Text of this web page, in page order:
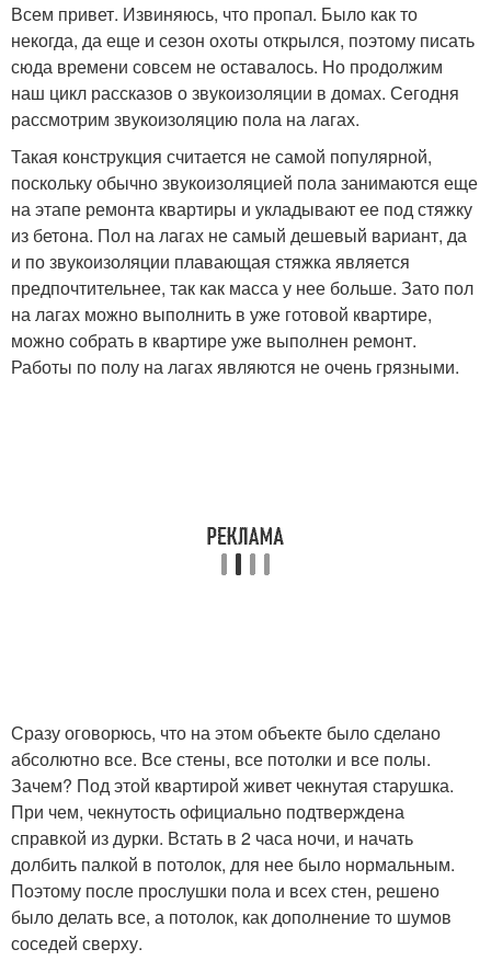
Всем привет. Извиняюсь, что пропал. Было как то
некогда, да еще и сезон охоты открылся, поэтому писать
сюда времени совсем не оставалось. Но продолжим
наш цикл рассказов о звукоизоляции в домах. Сегодня
рассмотрим звукоизоляцию пола на лагах.
Такая конструкция считается не самой популярной,
поскольку обычно звукоизоляцией пола занимаются еще
на этапе ремонта квартиры и укладывают ее под стяжку
из бетона. Пол на лагах не самый дешевый вариант, да
и по звукоизоляции плавающая стяжка является
предпочтительнее, так как масса у нее больше. Зато пол
на лагах можно выполнить в уже готовой квартире,
можно собрать в квартире уже выполнен ремонт.
Работы по полу на лагах являются не очень грязными.
Сразу оговорюсь, что на этом объекте было сделано
абсолютно все. Все стены, все потолки и все полы.
Зачем? Под этой квартирой живет чекнутая старушка.
При чем, чекнутость официально подтверждена
справкой из дурки. Встать в 2 часа ночи, и начать
долбить палкой в потолок, для нее было нормальным.
Поэтому после прослушки пола и всех стен, решено
было делать все, а потолок, как дополнение то шумов
соседей сверху.